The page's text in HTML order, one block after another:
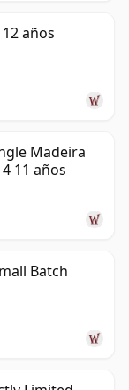
años
Madeira
11 años
Batch